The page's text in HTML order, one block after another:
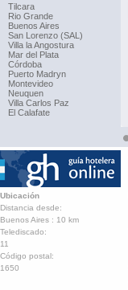
Tilcara
Rio Grande
Buenos Aires
San Lorenzo (SAL)
Villa la Angostura
Mar del Plata
Córdoba
Puerto Madryn
Montevideo
Neuquen
Villa Carlos Paz
El Calafate
Ubicación
Distancia desde:
Buenos Aires : 10 km
Telediscado:
11
Código postal:
1650